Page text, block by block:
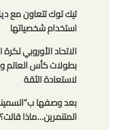
تيك توك تتعاون مع
استخدام شخصياتها
الاتحاد الأوروبي
بطولات كأس العالم
لاستعادة الثقة
بعد وصفها
المتنمرين…ماذا